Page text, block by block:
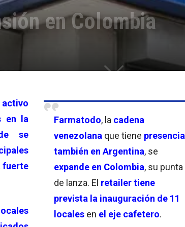
en Colombia
Farmatodo, la cadena
venezolana que tiene presencia
también en Argentina, se
expande en Colombia, su punta
de lanza. El retailer tiene
prevista la inauguración de 11
locales en el eje cafetero.
activo
en la
se
fuerte